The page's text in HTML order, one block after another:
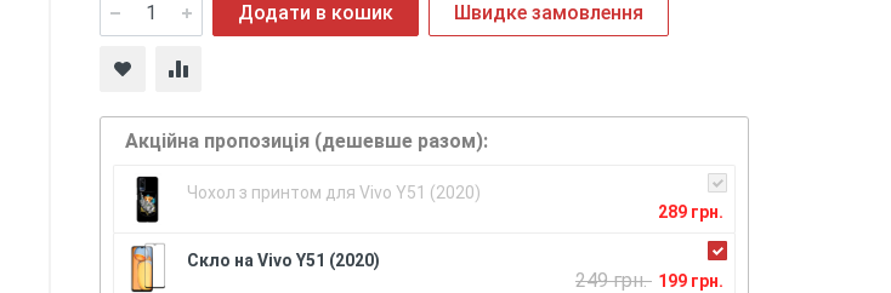
Додати в кошик Швидке замовлення
Акційна пропозиція (дешевше разом):
Чохол з принтом для Vivo Y51 (2020)
289 грн.
Скло на Vivo Y51 (2020)
249 грн. 199 грн.